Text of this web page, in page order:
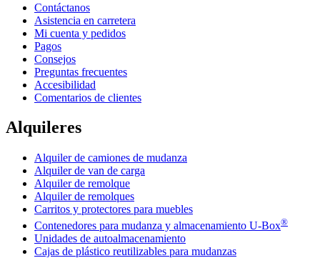
Contáctanos
Asistencia en carretera
Mi cuenta y pedidos
Pagos
Consejos
Preguntas frecuentes
Accesibilidad
Comentarios de clientes
Alquileres
Alquiler de camiones de mudanza
Alquiler de van de carga
Alquiler de remolque
Alquiler de remolques
Carritos y protectores para muebles
Contenedores para mudanza y almacenamiento U-Box®
Unidades de autoalmacenamiento
Cajas de plástico reutilizables para mudanzas